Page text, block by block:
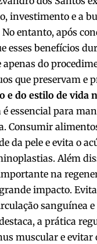
investimento e a
entanto, após
esses benefícios
do
que preservam e
e do estilo de vida
essencial para
Consumir
da pele e evita o
Além
na
impacto.
sanguínea e
a prática
muscular e evitar